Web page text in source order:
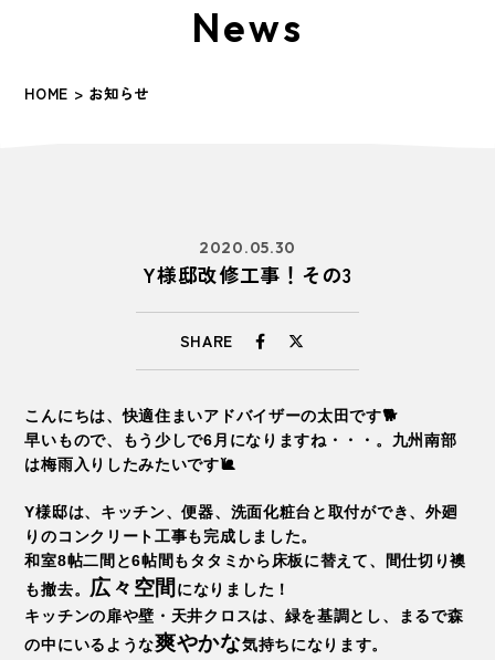
News
HOME > お知らせ
2020.05.30
Y様邸改修工事！その3
SHARE
こんにちは、快適住まいアドバイザーの太田です🐕
早いもので、もう少しで6月になりますね・・・。九州南部
は梅雨入りしたみたいです🐌
Y様邸は、キッチン、便器、洗面化粧台と取付ができ、外廻
りのコンクリート工事も完成しました。
和室8帖二間と6帖間もタタミから床板に替えて、間仕切り襖
も撤去。
広々空間 になりました！
キッチンの扉や壁・天井クロスは、緑を基調とし、まるで森
の中にいるような爽やかな気持ちになります。